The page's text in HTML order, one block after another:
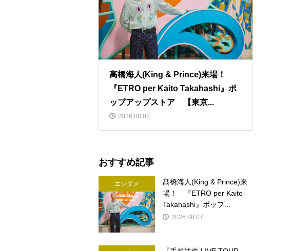
髙橋海人(King & Prince)来場！
『ETRO per Kaito Takahashi』ポ
ップアップストア 【東京...
2026.08.07
おすすめ記事
エンタメ
髙橋海人(King & Prince)来
場！ 『ETRO per Kaito
Takahashi』ポップ...
2026.08.07